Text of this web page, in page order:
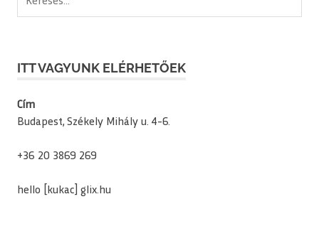
ITT VAGYUNK ELÉRHETŐEK
Cím
Budapest, Székely Mihály u. 4-6.
+36 20 3869 269
hello [kukac] glix.hu